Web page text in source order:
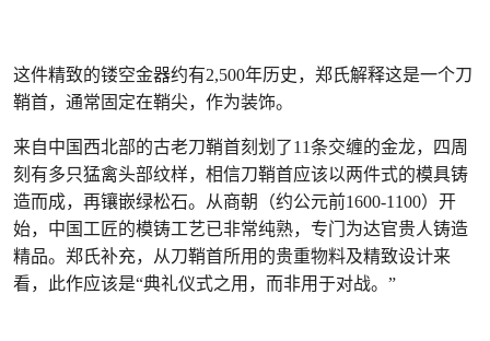
这件精致的镂空金器约有2,500年历史，郑氏解释这是一个刀
鞘首，通常固定在鞘尖，作为装饰。
来自中国西北部的古老刀鞘首刻划了11条交缠的金龙，四周
刻有多只猛禽头部纹样，相信刀鞘首应该以两件式的模具铸
造而成，再镶嵌绿松石。从商朝（约公元前1600-1100）开
始，中国工匠的模铸工艺已非常纯熟，专门为达官贵人铸造
精品。郑氏补充，从刀鞘首所用的贵重物料及精致设计来
看，此作应该是“典礼仪式之用，而非用于对战。”